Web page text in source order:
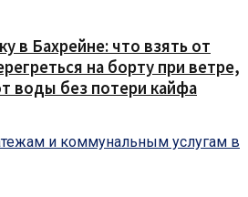
в Бахрейне: что взять от
на борту при ветре,
воды без потери кайфа